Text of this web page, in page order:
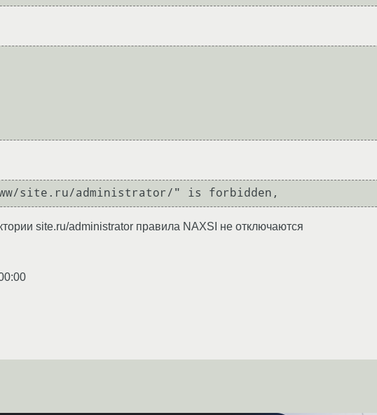
site.ru/administrator/" is forbidden,
site.ru/administrator правила NAXSI не отключаются